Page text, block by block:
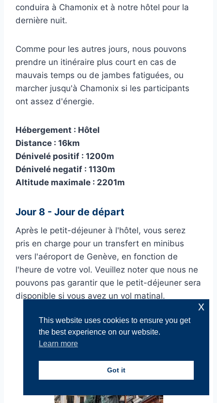
conduira à Chamonix et à notre hôtel pour la
dernière nuit.
Comme pour les autres jours, nous pouvons
prendre un itinéraire plus court en cas de
mauvais temps ou de jambes fatiguées, ou
marcher jusqu'à Chamonix si les participants
ont assez d'énergie.
Hébergement : Hôtel
Distance : 16km
Dénivelé positif : 1200m
Dénivelé negatif : 1130m
Altitude maximale : 2201m
Jour 8 - Jour de départ
Après le petit-déjeuner à l'hôtel, vous serez
pris en charge pour un transfert en minibus
vers l'aéroport de Genève, en fonction de
l'heure de votre vol. Veuillez noter que nous ne
pouvons pas garantir que le petit-déjeuner sera
disponible si vous avez un vol matinal.
This website uses cookies to ensure you get
the best experience on our website.
Learn more
Got it
x